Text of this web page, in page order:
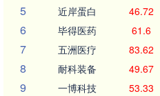
5 近岸蛋白 46.72
6 毕得医药 61.6
7 五洲医疗 83.62
8 耐科装备 49.67
9 一博科技 53.33